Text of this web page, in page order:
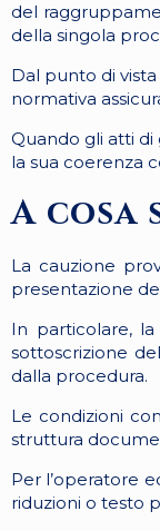
del
della singola
Dal punto di
normativa
Quando gli atti
la sua coerenza
A cosa
La cauzione
presentazione
In particolare,
sottoscrizione
dalla procedura.
Le condizioni
struttura
Per l’operatore
riduzioni o testo